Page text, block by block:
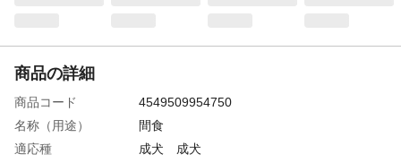
商品の詳細
商品コード
4549509954750
名称（用途）
間食
適応種
成犬 成犬